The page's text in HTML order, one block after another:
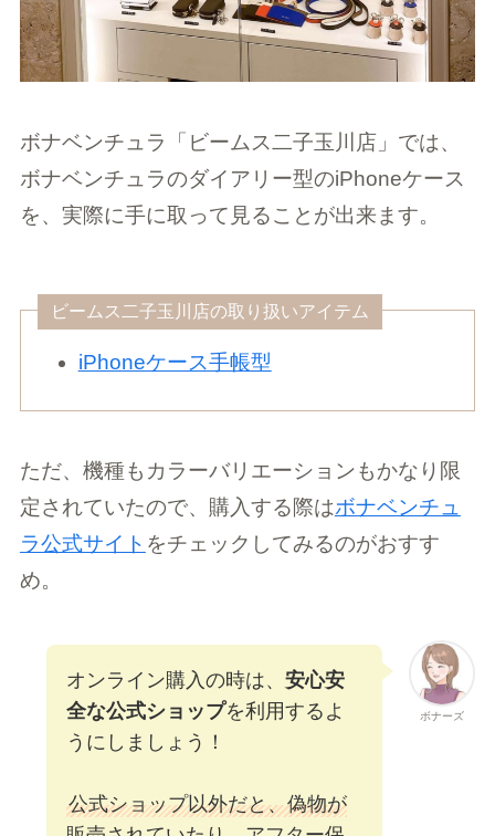
ボナベンチュラ「ビームス二子玉川店」では、
ボナベンチュラのダイアリー型のiPhoneケース
を、実際に手に取って見ることが出来ます。
ビームス二子玉川店の取り扱いアイテム
iPhoneケース手帳型
ただ、機種もカラーバリエーションもかなり限
定されていたので、購入する際はボナベンチュ
ラ公式サイト をチェックしてみるのがおすす
め。
ボナーズ
オンライン購入の時は、 安心安
全な公式ショップを利用するよ
うにしましょう！
公式ショップ以外だと、偽物が